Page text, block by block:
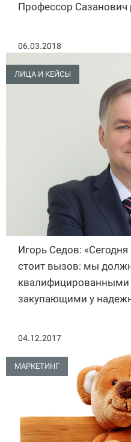
Профессор Сазанович
06.03.2018
ЛИЦА И КЕЙСЫ
Игорь Седов:
стоит вызов: мы
квалифицированными
закупающими у
04.12.2017
МАРКЕТИНГ